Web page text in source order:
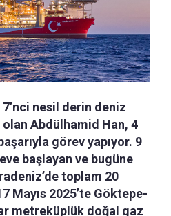
nesil derin deniz
Abdülhamid Han, 4
görev yapıyor. 9
başlayan ve bugüne
toplam 20
Mayıs 2025’te Göktepe-
metreküplük doğal gaz